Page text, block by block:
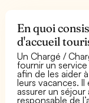
En quoi
d'accueil
Un Chargé /
fournir un
afin de les aider
leurs vacances.
assurer un
responsable de